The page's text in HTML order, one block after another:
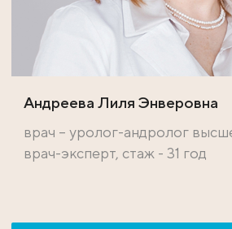
Андреева Лиля Энверовна
врач – уролог-андролог
врач-эксперт, стаж - 31 год